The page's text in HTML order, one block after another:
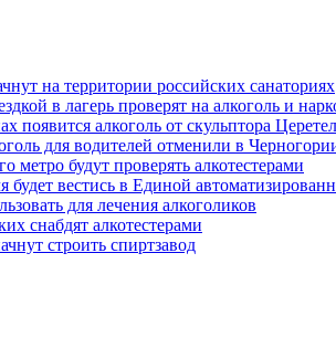
на территории российских санаториях
в лагерь проверят на алкоголь и
появится алкоголь от скульптора
для водителей отменили в
метро будут проверять алкотестерами
будет вестись в Единой
для лечения алкоголиков
снабдят алкотестерами
строить спиртзавод